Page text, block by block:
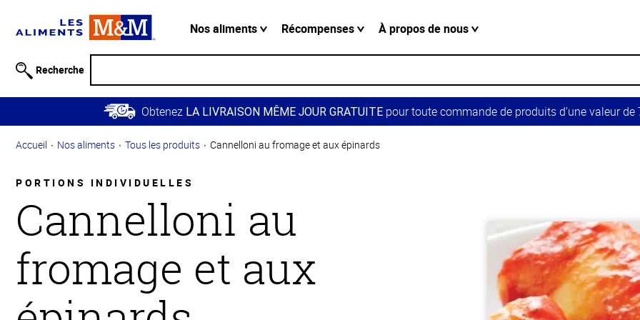
relative à
Passer
contenu
Retour à
principale
Nos aliments Récompenses À propos de nous
Recherche
Obtenez LA LIVRAISON MÊME JOUR GRATUITEpour toute commande de produits d’une valeur
Accueil Nos aliments Tous les produits Cannelloni au fromage et aux épinards
PORTIONS INDIVIDUELLES
Cannelloni au
fromage et aux